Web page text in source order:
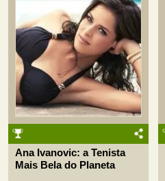
Ana Ivanovic: a Tenista
Mais Bela do Planeta